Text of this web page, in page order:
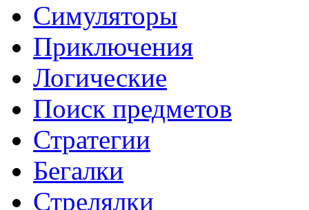
Симуляторы
Приключения
Логические
Поиск предметов
Стратегии
Бегалки
Стрелялки